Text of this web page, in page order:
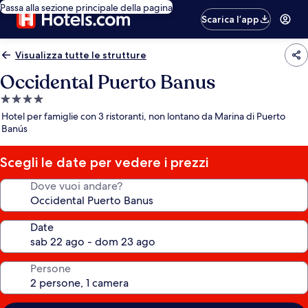
Passa alla sezione principale della pagina
Scarica l’app
Visualizza tutte le strutture
Occidental Puerto Banus
Struttura
a
4.0
stelle
Hotel per famiglie con 3 ristoranti, non lontano da Marina di Puerto
Banús
Scegli le date per vedere i prezzi
Dove vuoi andare?
Date
Persone